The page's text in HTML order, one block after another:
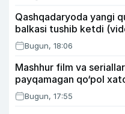
Qashqadaryoda yangi
balkasi tushib ketdi
Bugun, 18:06
Mashhur film va
payqamagan qo‘pol
Bugun, 17:55